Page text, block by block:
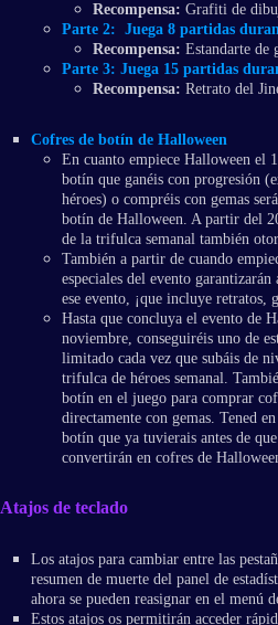
Recompensa: Grafiti de
Parte 2: Juega 8 partidas
Recompensa: Estandarte de
Parte 3: Juega 15 partidas
Recompensa: Retrato del
Cofres de botín de Halloween
En cuanto empiece Halloween el
botín que ganéis con progresión
héroes) o compréis con gemas
botín de Halloween. A partir del
de la trifulca semanal también
También a partir de cuando
especiales del evento
ese evento, ¡que incluye retratos,
Hasta que concluya el evento de
noviembre, conseguiréis uno de
limitado cada vez que subáis de
trifulca de héroes semanal.
botín en el juego para comprar
directamente con gemas. Tened
botín que ya tuvierais antes de
convertirán en cofres de
Atajos de teclado
Los atajos para cambiar entre las
resumen de muerte del panel de
ahora se pueden reasignar en el menú
Estos atajos os permitirán acceder